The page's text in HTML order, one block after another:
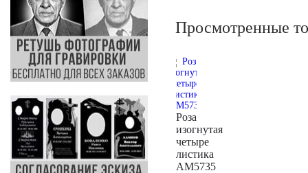
Просмотренные
Роза
изогнутая
четыре
листика
AM5735